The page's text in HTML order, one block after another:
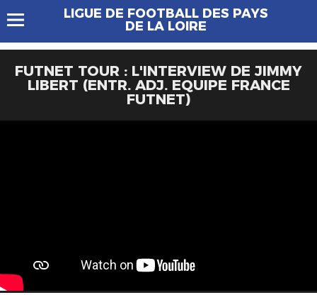
LIGUE DE FOOTBALL DES PAYS
DE LA LOIRE
FUTNET TOUR : L'INTERVIEW DE JIMMY
LIBERT (ENTR. ADJ. EQUIPE FRANCE
FUTNET)